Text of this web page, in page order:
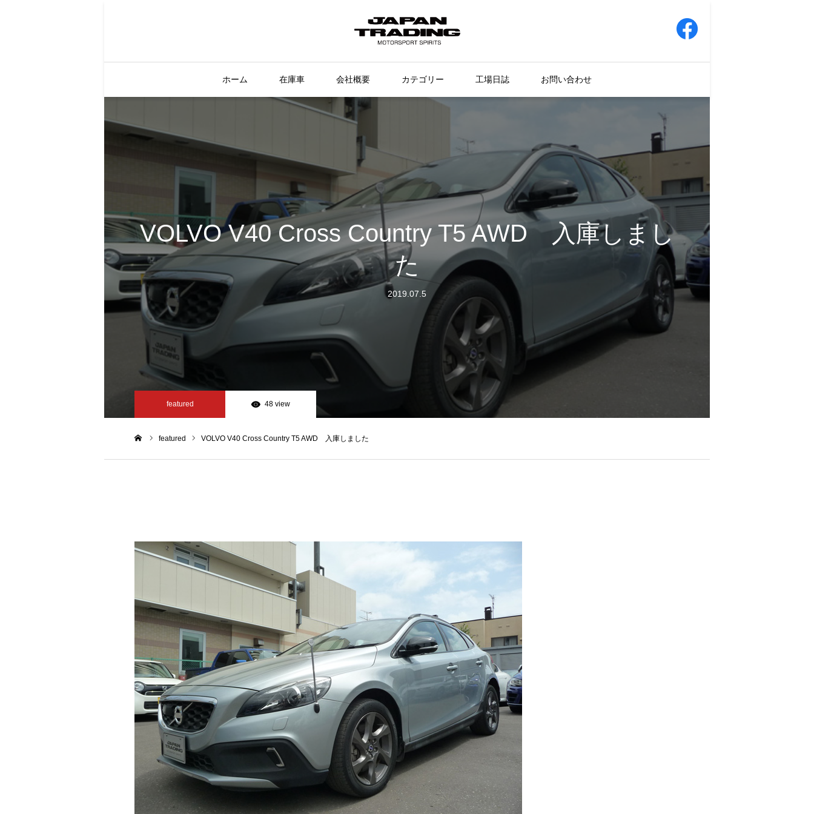
ホーム 在庫車 会社概要 カテゴリー 工場日誌 お問い合わせ
VOLVO V40 Cross Country T5 AWD 入庫しまし
た
2019.07.5
featured 48 view
featured VOLVO V40 Cross Country T5 AWD 入庫しました